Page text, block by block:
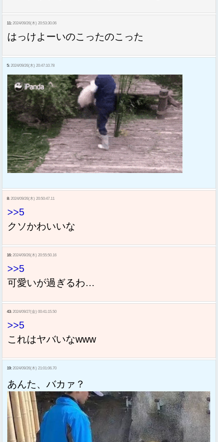
11: 2024/09/26(木) 20:53:30.06
はっけよーいのこったのこった
5: 2024/09/26(木) 20:47:10.78
8: 2024/09/26(木) 20:50:47.11
>>5
クソかわいいな
16: 2024/09/26(木) 20:55:50.16
>>5
可愛いが過ぎるわ…
43: 2024/09/27(金) 00:41:15.50
>>5
これはヤバいなwww
19: 2024/09/26(木) 21:01:06.70
あんた、バカァ？